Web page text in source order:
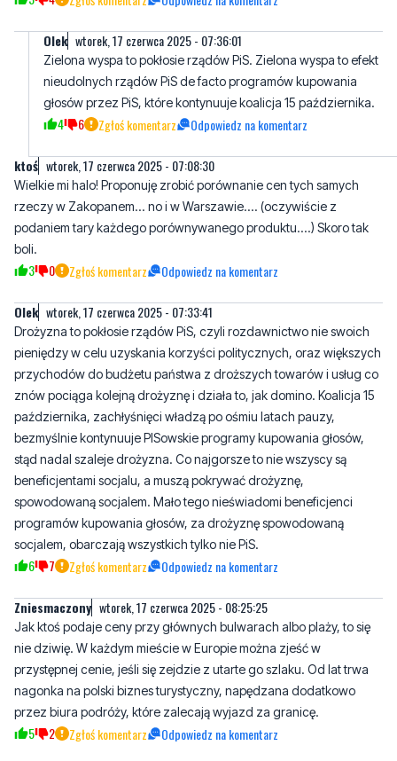
głosów przez PiS, które kontynuuje koalicja 15 października.
4 6 Zgłoś komentarz Odpowiedz na komentarz
wtorek, 17 czerwca 2025 - 07:08:30
Wielkie mi halo! Proponuję zrobić porównanie cen tych samych
podaniem tary każdego porównywanego produktu....) Skoro tak
boli.
3 0 Zgłoś komentarz Odpowiedz na komentarz
OIek
Drożyzna to pokłosie rządów PiS, czyli rozdawnictwo nie swoich
przychodów do budżetu państwa z droższych towarów i usług co
znów pociąga kolejną drożyznę i działa to, jak domino. Koalicja 15
października, zachłyśnięci władzą po ośmiu latach pauzy,
bezmyślnie kontynuuje PISowskie programy kupowania głosów,
stąd nadal szaleje drożyzna. Co najgorsze to nie wszyscy są
beneficjentami socjalu, a muszą pokrywać drożyznę,
spowodowaną socjalem. Mało tego nieświadomi beneficjenci
programów kupowania głosów, za drożyznę spowodowaną
socjalem, obarczają wszystkich tylko nie PiS.
6 7 Zgłoś komentarz Odpowiedz na komentarz
Zniesmaczony wtorek, 17 czerwca 2025 - 08:25:25
Jak ktoś podaje ceny przy głównych bulwarach albo plaży, to się
przystępnej cenie, jeśli się zejdzie z utarte go szlaku. Od lat trwa
nagonka na polski biznes turystyczny, napędzana dodatkowo
przez biura podróży, które zalecają wyjazd za granicę.
5 2 Zgłoś komentarz Odpowiedz na komentarz
To fake news wtorek, 17 czerwca 2025 - 09:40:15
Teraz wszystko tanieje bo Nawrocki wygrał wybory. Mało tego,